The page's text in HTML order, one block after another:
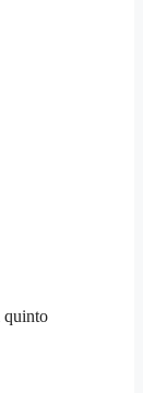
quinto